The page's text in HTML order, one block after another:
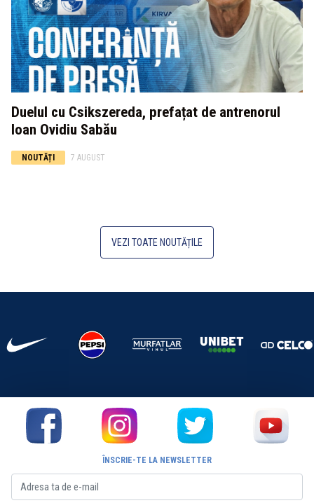
Duelul cu Csikszereda, prefațat de antrenorul
Ioan Ovidiu Sabău
NOUTĂȚI 7 AUGUST
VEZI TOATE NOUTĂȚILE
ÎNSCRIE-TE LA NEWSLETTER